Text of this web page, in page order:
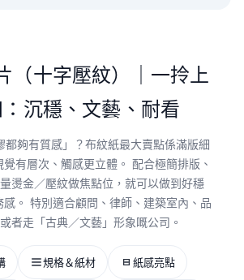
（十字壓紋）｜一拎上
沉穩、文藝、耐看
都夠有質感」？布紋紙最大賣點係滿版細
有層次、觸感更立體。 配合極簡排版、
燙金／壓紋做焦點位，就可以做到好穩
。 特別適合顧問、律師、建築室內、品
者走「古典／文藝」形象嘅公司。
規格＆紙材 紙感亮點